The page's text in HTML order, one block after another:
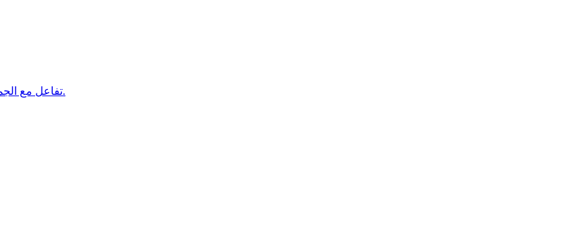
تفاعل مع الجماهير العالمية من خلال ترجمة احترافية للمنشورات والإعلانات والحملات.